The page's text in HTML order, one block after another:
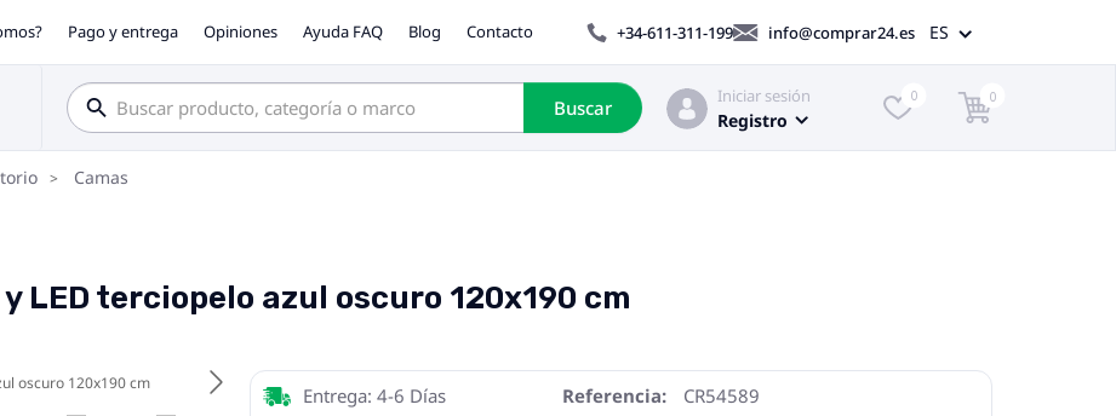
Pago y entrega Opiniones Ayuda FAQ Blog Contacto +34-611-311-199 info@comprar24.es ES
Buscar
Iniciar sesión
Registro
0 0
Camas
LED terciopelo azul oscuro 120x190 cm
Entrega: 4-6 Días Referencia:
CR54589